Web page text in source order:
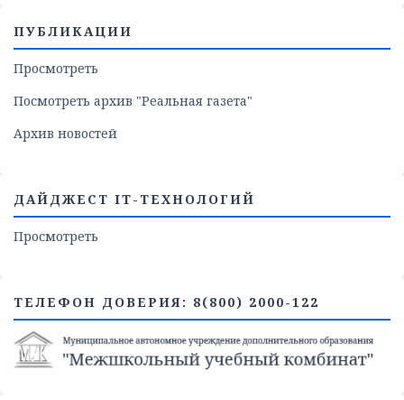
ПУБЛИКАЦИИ
Просмотреть
Посмотреть архив "Реальная газета"
Архив новостей
ДАЙДЖЕСТ IT-ТЕХНОЛОГИЙ
Просмотреть
ТЕЛЕФОН ДОВЕРИЯ: 8(800) 2000-122